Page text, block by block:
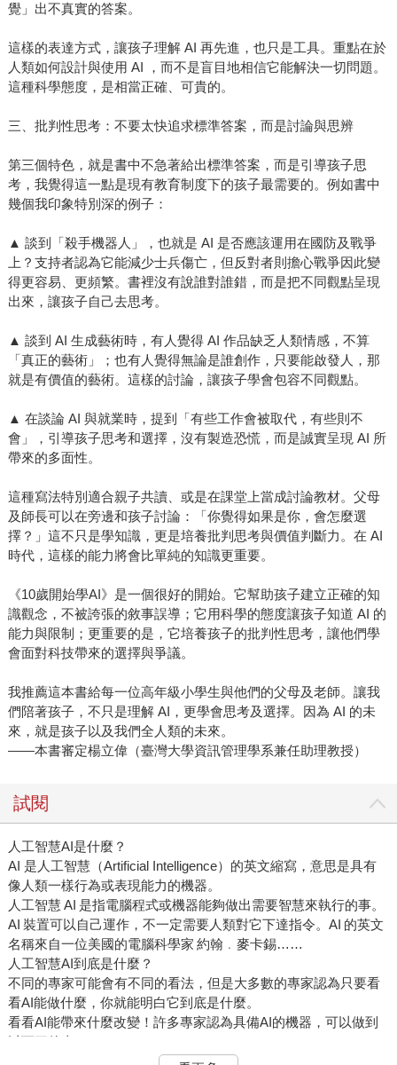
覺」出不真實的答案。
這樣的表達方式，讓孩子理解 AI 再先進，也只是工具。重點在於
人類如何設計與使用 AI ，而不是盲目地相信它能解決一切問題。
這種科學態度，是相當正確、可貴的。
三、批判性思考：不要太快追求標準答案，而是討論與思辨
第三個特色，就是書中不急著給出標準答案，而是引導孩子思
考，我覺得這一點是現有教育制度下的孩子最需要的。例如書中
幾個我印象特別深的例子：
▲ 談到「殺手機器人」，也就是 AI 是否應該運用在國防及戰爭
上？支持者認為它能減少士兵傷亡，但反對者則擔心戰爭因此變
得更容易、更頻繁。書裡沒有說誰對誰錯，而是把不同觀點呈現
出來，讓孩子自己去思考。
▲ 談到 AI 生成藝術時，有人覺得 AI 作品缺乏人類情感，不算
「真正的藝術」；也有人覺得無論是誰創作，只要能啟發人，那
就是有價值的藝術。這樣的討論，讓孩子學會包容不同觀點。
▲ 在談論 AI 與就業時，提到「有些工作會被取代，有些則不
會」，引導孩子思考和選擇，沒有製造恐慌，而是誠實呈現 AI 所
帶來的多面性。
這種寫法特別適合親子共讀、或是在課堂上當成討論教材。父母
及師長可以在旁邊和孩子討論：「你覺得如果是你，會怎麼選
擇？」這不只是學知識，更是培養批判思考與價值判斷力。在 AI
時代，這樣的能力將會比單純的知識更重要。
《10歲開始學AI》是一個很好的開始。它幫助孩子建立正確的知
識觀念，不被誇張的敘事誤導；它用科學的態度讓孩子知道 AI 的
能力與限制；更重要的是，它培養孩子的批判性思考，讓他們學
會面對科技帶來的選擇與爭議。
我推薦這本書給每一位高年級小學生與他們的父母及老師。讓我
們陪著孩子，不只是理解 AI，更學會思考及選擇。因為 AI 的未
來，就是孩子以及我們全人類的未來。
——本書審定楊立偉（臺灣大學資訊管理學系兼任助理教授）
試閱
人工智慧AI是什麼？
AI 是人工智慧（Artificial Intelligence）的英文縮寫，意思是具有
像人類一樣行為或表現能力的機器。
人工智慧 AI 是指電腦程式或機器能夠做出需要智慧來執行的事。
AI 裝置可以自己運作，不一定需要人類對它下達指令。AI 的英文
名稱來自一位美國的電腦科學家 約翰﹒麥卡錫……
人工智慧AI到底是什麼？
不同的專家可能會有不同的看法，但是大多數的專家認為只要看
看AI能做什麼，你就能明白它到底是什麼。
看看AI能帶來什麼改變！許多專家認為具備AI的機器，可以做到
以下三件事……
1. 可以利用數據來辨識周遭的特定事物。